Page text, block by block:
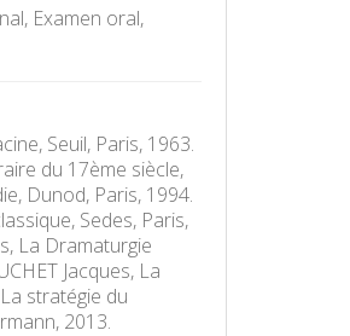
Examen oral,
Seuil, Paris, 1963.
du 17ème siècle,
Dunod, Paris, 1994.
Sedes, Paris,
La Dramaturgie
Jacques, La
stratégie du
2013.